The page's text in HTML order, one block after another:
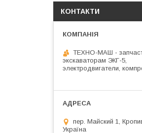
КОНТАКТИ
ТЕХНО-МАШ -
экскаваторам ЭКГ-5,
электродвигатели,
пер. Майский 1,
Україна